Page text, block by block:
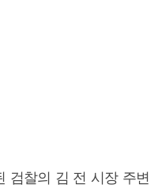
검찰의 김 전 시장 주변